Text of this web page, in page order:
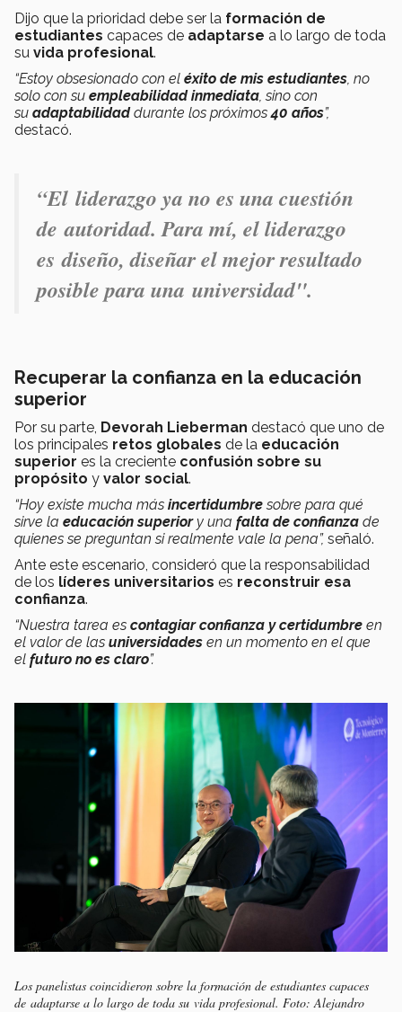
Dijo que la prioridad debe ser la formación de
estudiantes capaces de adaptarse a lo largo de toda
su vida profesional.
“Estoy obsesionado con el éxito de mis estudiantes, no
solo con su empleabilidad inmediata, sino con
su adaptabilidaddurante los próximos40 años”,
destacó.
“El liderazgo ya no es una cuestión
de autoridad. Para mí, el liderazgo
es diseño, diseñar el mejor resultado
posible para una universidad".
Recuperar la confianza en la educación
superior
Por su parte, Devorah Lieberman destacó que uno de
los principales retos globales de la educación
superior es la creciente confusión sobre su
propósito y valor social.
“Hoy existe mucha más incertidumbresobre para qué
sirve la educación superiory una falta de confianza de
quienes se preguntan si realmente vale la pena”, señaló.
Ante este escenario, consideró que la responsabilidad
de los líderes universitarios es reconstruir esa
confianza.
“Nuestra tarea es contagiar confianza y certidumbre en
el valor de las universidades en un momento en el que
el futuro no es claro”.
Los panelistas coincidieron sobre la formación de estudiantes capaces
de adaptarse a lo largo de toda su vida profesional. Foto: Alejandro